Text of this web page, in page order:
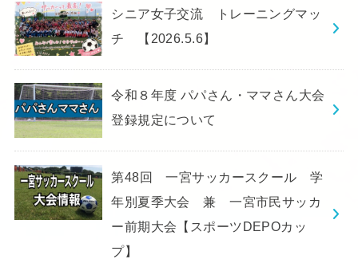
シニア女子交流 トレーニングマッ
チ 【2026.5.6】
令和８年度 パパさん・ママさん大会
登録規定について
第48回 一宮サッカースクール 学
年別夏季大会 兼 一宮市民サッカ
ー前期大会【スポーツDEPOカッ
プ】